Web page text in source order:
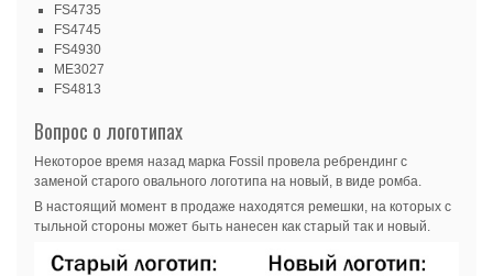
FS4735
FS4745
FS4930
ME3027
FS4813
Вопрос о логотипах
Некоторое время назад марка Fossil провела ребрендинг с
заменой старого овального логотипа на новый, в виде ромба.
В настоящий момент в продаже находятся ремешки, на которых с
тыльной стороны может быть нанесен как старый так и новый.